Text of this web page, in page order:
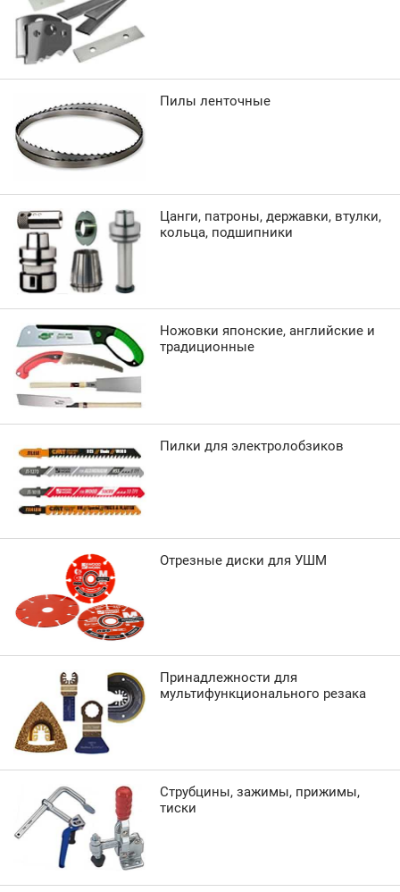
Пилы ленточные
Цанги, патроны, державки, втулки,
кольца, подшипники
Ножовки японские, английские и
традиционные
Пилки для электролобзиков
Отрезные диски для УШМ
Принадлежности для
мультифункционального резака
Струбцины, зажимы, прижимы,
тиски